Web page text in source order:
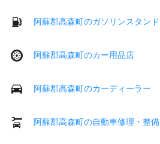
阿蘇郡高森町のガソリンスタンド
阿蘇郡高森町のカー用品店
阿蘇郡高森町のカーディーラー
阿蘇郡高森町の自動車修理・整備